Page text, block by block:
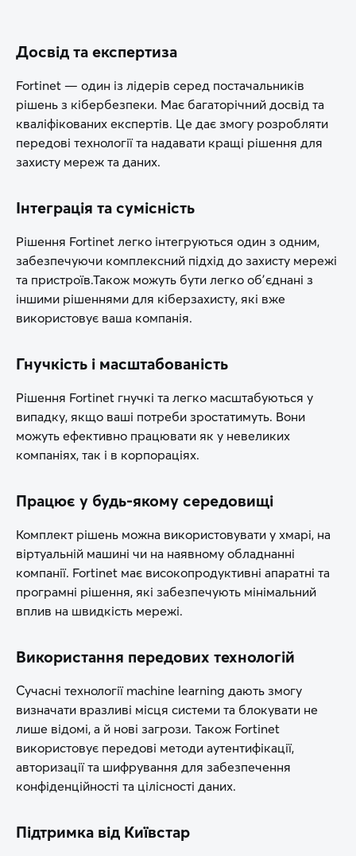
Досвід та експертиза
Fortinet — один із лідерів серед постачальників
рішень з кібербезпеки. Має багаторічний досвід та
кваліфікованих експертів. Це дає змогу розробляти
передові технології та надавати кращі рішення для
захисту мереж та даних.
Інтеграція та сумісність
Рішення Fortinet легко інтегруються один з одним,
забезпечуючи комплексний підхід до захисту мережі
та пристроїв.Також можуть бути легко обʼєднані з
іншими рішеннями для кіберзахисту, які вже
використовує ваша компанія.
Гнучкість і масштабованість
Рішення Fortinet гнучкі та легко масштабуються у
випадку, якщо ваші потреби зростатимуть. Вони
можуть ефективно працювати як у невеликих
компаніях, так і в корпораціях.
Працює у будь-якому середовищі
Комплект рішень можна використовувати у хмарі, на
віртуальній машині чи на наявному обладнанні
компанії. Fortinet має високопродуктивні апаратні та
програмні рішення, які забезпечують мінімальний
вплив на швидкість мережі.
Використання передових технологій
Сучасні технології machine learning дають змогу
визначати вразливі місця системи та блокувати не
лише відомі, а й нові загрози. Також Fortinet
використовує передові методи аутентифікації,
авторизації та шифрування для забезпечення
конфіденційності та цілісності даних.
Підтримка від Київстар